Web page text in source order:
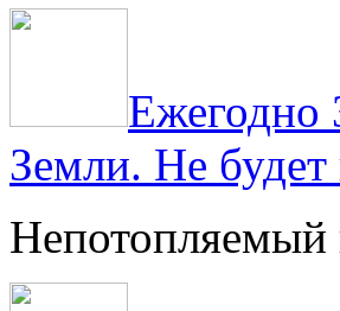
Ежегодно
Земли. Не
Непотопляемый